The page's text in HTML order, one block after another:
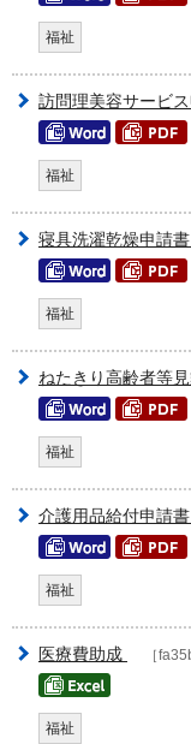
福祉
訪問理美容サービ
福祉
寝具洗濯乾燥申請書
福祉
ねたきり高齢者等
福祉
介護用品給付申請書
福祉
医療費助成 ［
福祉